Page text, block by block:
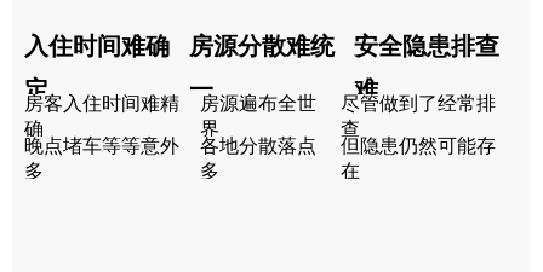
入住时间难确
定
房源分散难统
一
安全隐患排查
难
房客入住时间难精
确
晚点堵车等等意外
多
尽管做到了经常排
查
但隐患仍然可能存
在
房源遍布全世
界
各地分散落点
多